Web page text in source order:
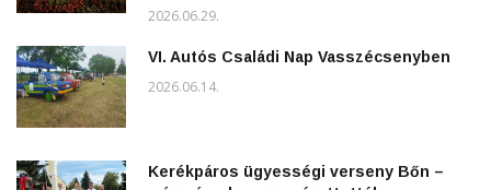
2026.06.29.
VI. Autós Családi Nap Vasszécsenyben
2026.06.14.
Kerékpáros ügyességi verseny Bőn –